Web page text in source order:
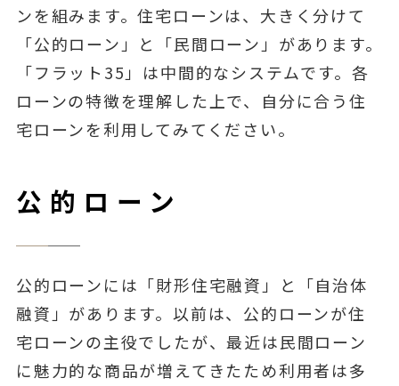
ンを組みます。住宅ローンは、大きく分けて
「公的ローン」と「民間ローン」があります。
「フラット35」は中間的なシステムです。各
ローンの特徴を理解した上で、自分に合う住
宅ローンを利用してみてください。
公的ローン
公的ローンには「財形住宅融資」と「自治体
融資」があります。以前は、公的ローンが住
宅ローンの主役でしたが、最近は民間ローン
に魅力的な商品が増えてきたため利用者は多